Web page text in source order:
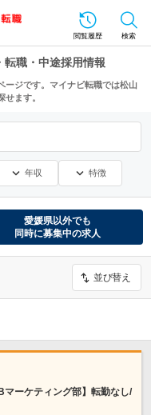
閲覧履歴 検索
転職・中途採用情報
ージです。マイナビ転職では松山
ます。
年収 特徴
愛媛県以外でも
同時に募集中の求人
並び替え
マーケティング部】転勤なし/